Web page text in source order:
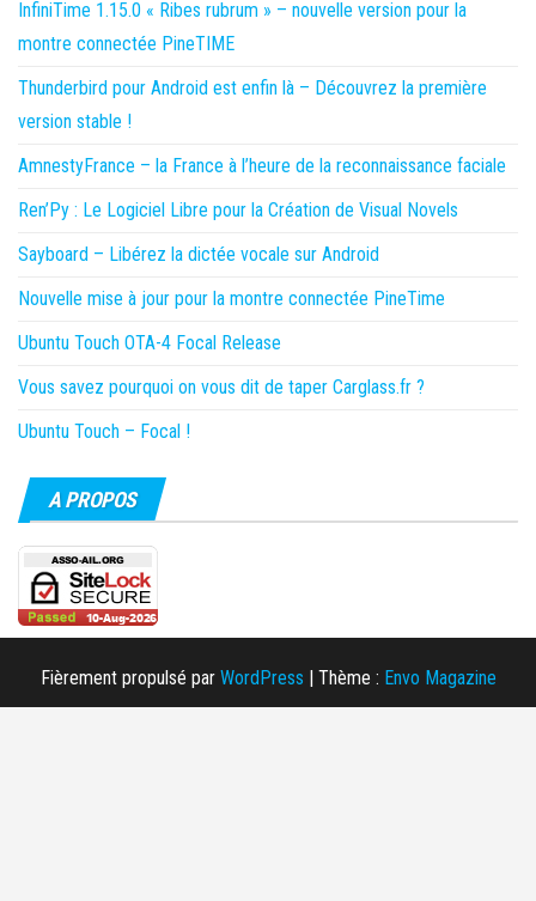
InfiniTime 1.15.0 « Ribes rubrum » – nouvelle version pour la
montre connectée PineTIME
Thunderbird pour Android est enfin là – Découvrez la première
version stable !
AmnestyFrance – la France à l’heure de la reconnaissance faciale
Ren’Py : Le Logiciel Libre pour la Création de Visual Novels
Sayboard – Libérez la dictée vocale sur Android
Nouvelle mise à jour pour la montre connectée PineTime
Ubuntu Touch OTA-4 Focal Release
Vous savez pourquoi on vous dit de taper Carglass.fr ?
Ubuntu Touch – Focal !
A PROPOS
Fièrement propulsé par WordPress Thème : Envo Magazine